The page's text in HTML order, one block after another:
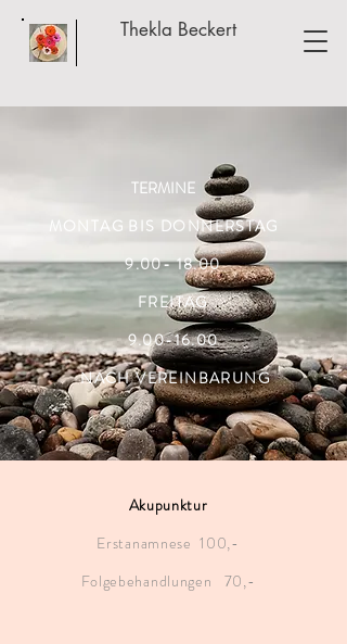
Thekla Beckert
TERMINE
MONTAG BIS DONNERSTAG
9.00- 18.00
FREITAG
9.00-16.00
NACH VEREINBARUNG
Akupunktur
Erstanamnese 100,-
Folgebehandlungen 70,-